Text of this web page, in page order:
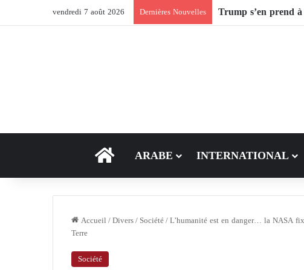
vendredi 7 août 2026 Dernières Nouvelles Après Ormuz, le
ACCEUIL
ARABE INTERNATIONAL
Accueil/Divers/Société/L’humanité est en danger… la NASA
Terre
Société